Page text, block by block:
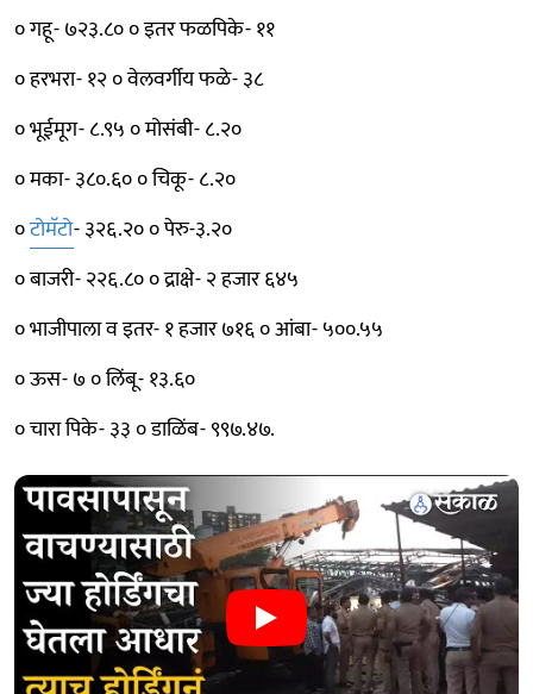
० गहू- ७२३.८० ० इतर फळपिके- ११
० हरभरा- १२ ० वेलवर्गीय फळे- ३८
० भूईमूग- ८.९५ ० मोसंबी- ८.२०
० मका- ३८०.६० ० चिकू- ८.२०
०टोमॅटो- ३२६.२० ० पेरु-३.२०
० बाजरी- २२६.८० ० द्राक्षे- २ हजार ६४५
० भाजीपाला व इतर- १ हजार ७१६ ० आंबा- ५००.५५
० ऊस- ७ ० लिंबू- १३.६०
० चारा पिके- ३३ ० डाळिंब- ९९७.४७.